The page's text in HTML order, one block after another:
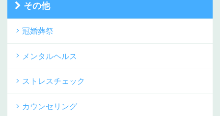
その他
冠婚葬祭
メンタルヘルス
ストレスチェック
カウンセリング